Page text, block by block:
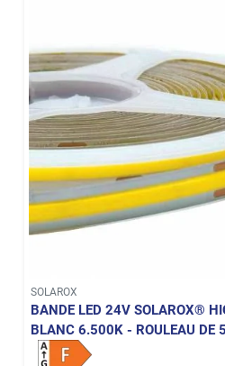
SOLAROX
BANDE LED 24V SOLAROX®
BLANC 6.500K - ROULEAU DE